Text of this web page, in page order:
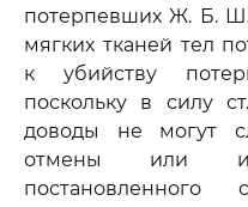
потерпевших Ж. Б.
мягких тканей тел
к убийству
поскольку в силу
доводы не могут
отмены или